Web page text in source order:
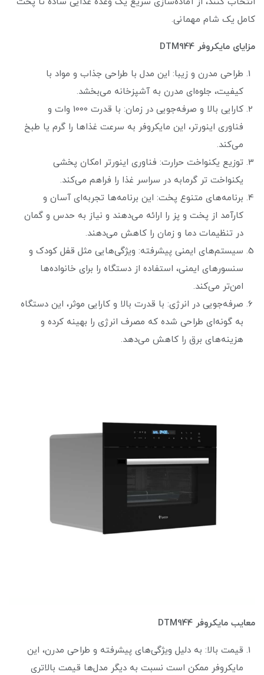
کامل یک شام مهمانی.
مزایای مایکروفر DTM944
طراحی مدرن و زیبا: این مدل با طراحی جذاب و مواد با
کیفیت، جلوه‌ای مدرن به آشپزخانه می‌بخشد.
کارایی بالا و صرفه‌جویی در زمان: با قدرت 1000 وات و
فناوری اینورتر، این مایکروفر به سرعت غذاها را گرم یا طبخ
می‌کند.
توزیع یکنواخت حرارت: فناوری اینورتر امکان پخشی
یکنواخت تر گرمابه در سراسر غذا را فراهم می‌کند.
برنامه‌های متنوع پخت: این برنامه‌ها تجربه‌ای آسان و
کارآمد از پخت و پز را ارائه می‌دهند و نیاز به حدس و گمان
در تنظیمات دما و زمان را کاهش می‌دهند.
سیستم‌های ایمنی پیشرفته: ویژگی‌هایی مثل قفل کودک و
سنسورهای ایمنی، استفاده از دستگاه را برای خانواده‌ها
امن‌تر می‌کند.
صرفه‌جویی در انرژی: با قدرت بالا و کارایی موثر، این دستگاه
به گونه‌ای طراحی شده که مصرف انرژی را بهینه کرده و
هزینه‌های برق را کاهش می‌دهد.
معایب مایکروفر DTM944
قیمت بالا: به دلیل ویژگی‌های پیشرفته و طراحی مدرن، این
مایکروفر ممکن است نسبت به دیگر مدل‌ها قیمت بالاتری